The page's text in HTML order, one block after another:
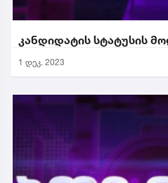
კანდიდატის სტატუსის
1 დეკ. 2023